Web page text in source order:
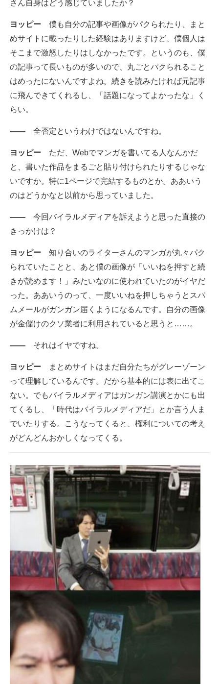
さん自身はどう感じていましたか？
ヨッピー 僕も自分の記事や画像がパクられたり、まと
めサイトに載ったりした経験はありますけど、僕個人は
そこまで激怒したりはしなかったです。というのも、僕
の記事って長いものが多いので、丸ごとパクられること
はめったにないんですよね。続きを読みたければ元記事
に飛んできてくれるし、「話題になってよかったな」く
らい。
―― 全否定というわけではないんですね。
ヨッピー ただ、Webでマンガを書いてる人なんかだ
と、書いた作品をまるごと貼り付けられたりするじゃな
いですか。特に1ページで完結するものとか。ああいう
のはどうかなと以前から思っていました。
―― 今回バイラルメディアを訴えようと思った直接の
きっかけは？
ヨッピー 知り合いのライターさんのマンガが丸々パク
られていたことと、あと僕の画像が「いいねを押すと続
きが読めます！」みたいなのに使われていたのがイヤだ
った。ああいうのって、一度いいねを押しちゃうとスパ
ムメールがガンガン届くようになるんです。自分の画像
が金儲けのクソ業者に利用されていると思うと……。
―― それはイヤですね。
ヨッピー まとめサイトはまだ自分たちがグレーゾーン
って理解しているんです。だから基本的には表に出てこ
ない。でもバイラルメディアはガンガン講演とかにも出
てくるし、「時代はバイラルメディアだ」とか言う人ま
でいたりする。こうなってくると、権利についての考え
がどんどんおかしくなってくる。